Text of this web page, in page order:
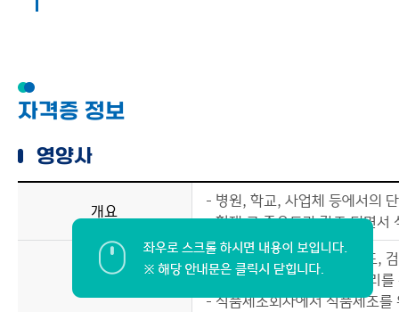
자격증 정보
영양사
개요
- 병원, 학교, 사업체 등에서의
- 현재 그 중요도가 강조 되면서
수행업무
- 식단작성, 조리 및 배식지도,
집행, 식생활개선 및 영양관리
- 식품제조회사에서 식품제조